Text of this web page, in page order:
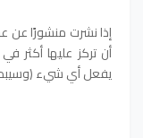
إذا نشرت منشورًا عن
أن تركز عليها أكثر
يفعل أي شيء